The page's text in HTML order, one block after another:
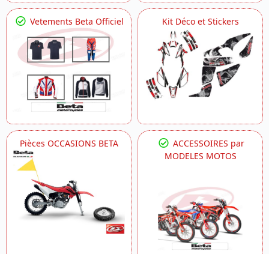
Vetements Beta Officiel Kit Déco et Stickers
Pièces OCCASIONS BETA
ACCESSOIRES par
MODELES MOTOS